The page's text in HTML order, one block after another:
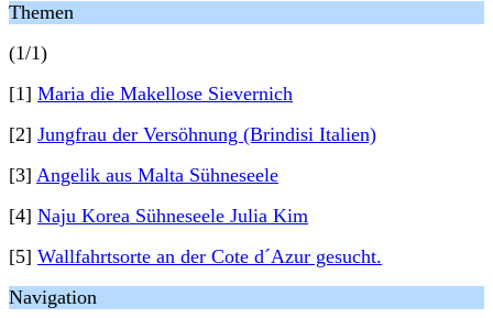
Themen
(1/1)
[1] Maria die Makellose Sievernich
[2] Jungfrau der Versöhnung (Brindisi Italien)
[3] Angelik aus Malta Sühneseele
[4] Naju Korea Sühneseele Julia Kim
[5] Wallfahrtsorte an der Cote d´Azur gesucht.
Navigation